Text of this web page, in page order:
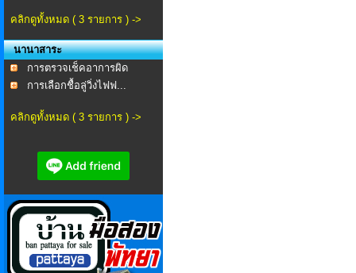
คลิกดูทั้งหมด ( 3 รายการ ) ->
นานาสาระ
การตรวจเช็คอาการผิด
ปกต...การเลือกชื้อลู่วิ่งไฟฟ...
คลิกดูทั้งหมด ( 3 รายการ ) ->